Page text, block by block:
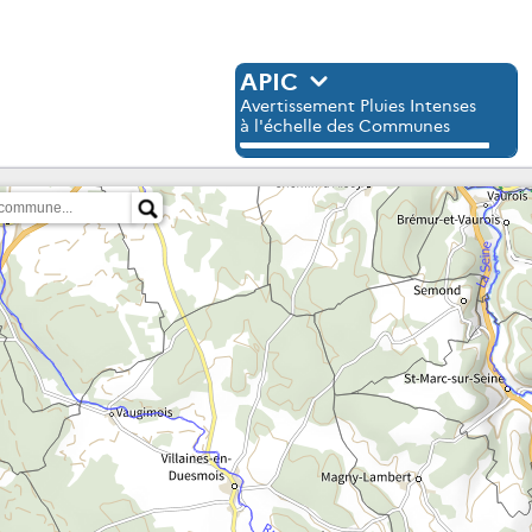
APIC
Avertissement Pluies Intenses
à l'échelle des Communes